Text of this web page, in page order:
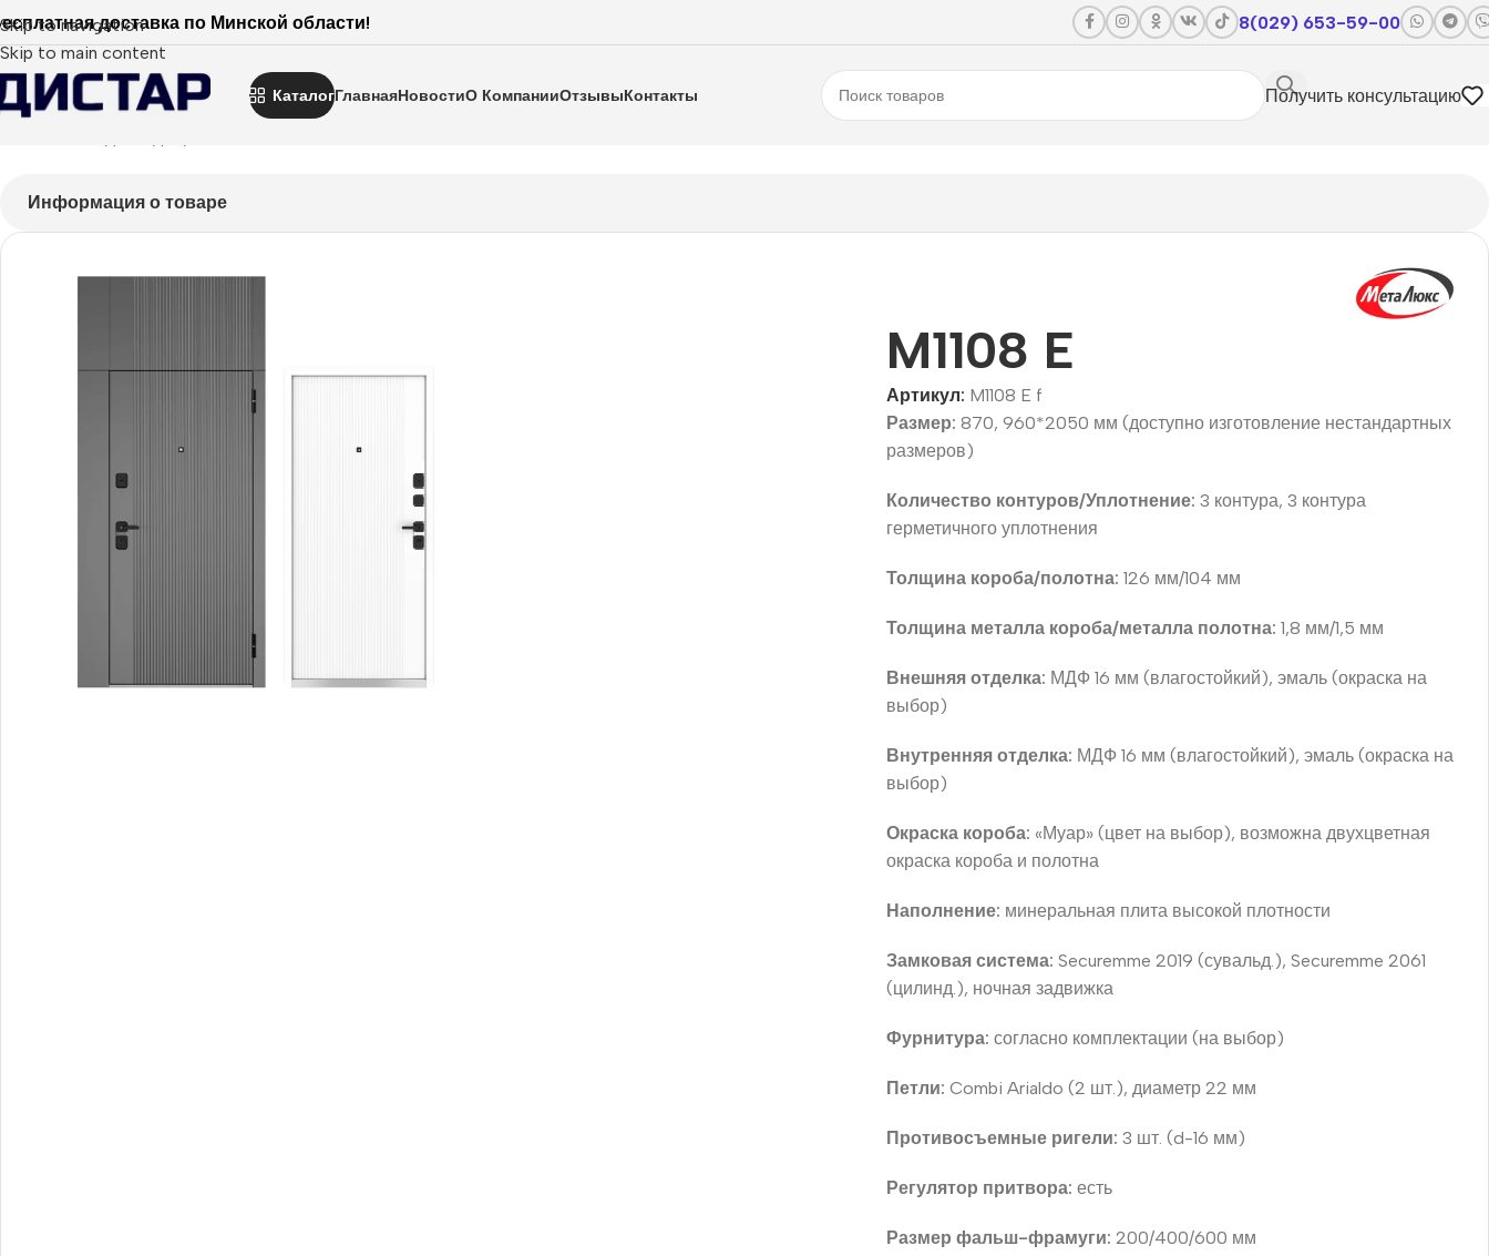
Skip to navigation
Skip to main content
доставка по Минской области! 8(029) 653-59-00
КаталогГлавнаяНовостиО КомпанииОтзывыКонтакты
Получить консультацию
Информация о товаре
M1108 E
Артикул: M1108 E f
Размер: 870, 960*2050 мм (доступно изготовление нестандартных
размеров)
Количество контуров/Уплотнение: 3 контура, 3 контура
герметичного уплотнения
Толщина короба/полотна:126 мм/104 мм
Толщина металла короба/металла полотна: 1,8 мм/1,5 мм
Внешняя отделка: МДФ 16 мм (влагостойкий), эмаль (окраска на
выбор)
Внутренняя отделка: МДФ 16 мм (влагостойкий), эмаль (окраска на
выбор)
Окраска короба: «Муар» (цвет на выбор), возможна двухцветная
окраска короба и полотна
Наполнение: минеральная плита высокой плотности
Замковая система: Securemme 2019 (сувальд.), Securemme 2061
(цилинд.), ночная задвижка
Фурнитура: согласно комплектации (на выбор)
Петли: Combi Arialdo (2 шт.), диаметр 22 мм
Противосъемные ригели: 3 шт. (d-16 мм)
Регулятор притвора:есть
Размер фальш-фрамуги: 200/400/600 мм